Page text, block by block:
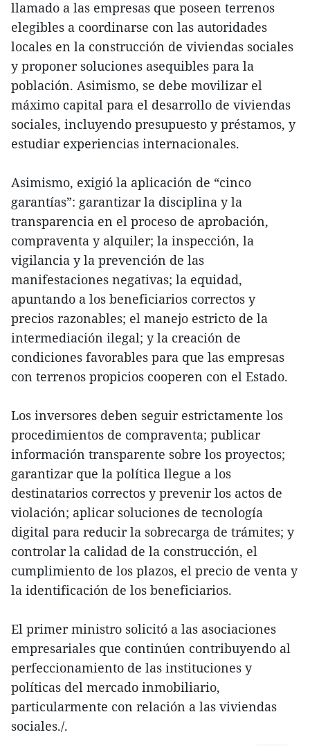
llamado a las empresas que poseen terrenos
elegibles a coordinarse con las autoridades
locales en la construcción de viviendas sociales
y proponer soluciones asequibles para la
población. Asimismo, se debe movilizar el
máximo capital para el desarrollo de viviendas
sociales, incluyendo presupuesto y préstamos, y
estudiar experiencias internacionales.
Asimismo, exigió la aplicación de “cinco
garantías”: garantizar la disciplina y la
transparencia en el proceso de aprobación,
compraventa y alquiler; la inspección, la
vigilancia y la prevención de las
manifestaciones negativas; la equidad,
apuntando a los beneficiarios correctos y
precios razonables; el manejo estricto de la
intermediación ilegal; y la creación de
condiciones favorables para que las empresas
con terrenos propicios cooperen con el Estado.
Los inversores deben seguir estrictamente los
procedimientos de compraventa; publicar
información transparente sobre los proyectos;
garantizar que la política llegue a los
destinatarios correctos y prevenir los actos de
violación; aplicar soluciones de tecnología
digital para reducir la sobrecarga de trámites; y
controlar la calidad de la construcción, el
cumplimiento de los plazos, el precio de venta y
la identificación de los beneficiarios.
El primer ministro solicitó a las asociaciones
empresariales que continúen contribuyendo al
perfeccionamiento de las instituciones y
políticas del mercado inmobiliario,
particularmente con relación a las viviendas
sociales./.